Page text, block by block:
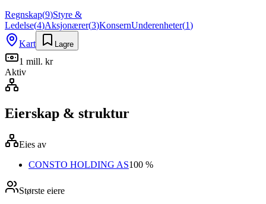
Regnskap(9)Styre &
Ledelse(4)Aksjonærer(3)KonsernUnderenheter(1)
Kart
Lagre
1 mill. kr
Aktiv
Eierskap & struktur
Eies av
CONSTO HOLDING AS100 %
Største eiere